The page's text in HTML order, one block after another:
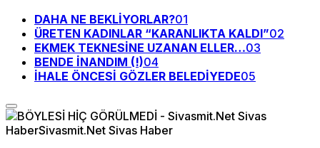
DAHA NE BEKLİYORLAR?01
ÜRETEN KADINLAR “KARANLIKTA KALDI”02
EKMEK TEKNESİNE UZANAN ELLER…03
BENDE İNANDIM (!)04
İHALE ÖNCESİ GÖZLER BELEDİYEDE05